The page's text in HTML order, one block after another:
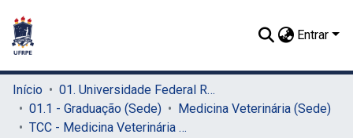
Entrar
Início
01. Universidade Federal Rural de Pernambuco - UFRPE (Sede)
01.1 - Graduação (Sede)
Medicina Veterinária (Sede)
TCC - Medicina Veterinária (Sede)